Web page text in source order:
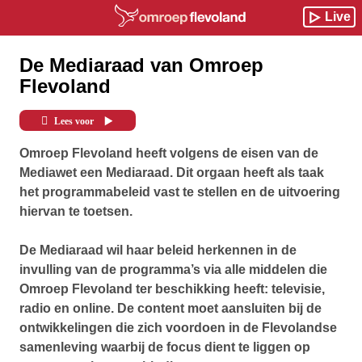
Live
De Mediaraad van Omroep
Flevoland
Lees voor
Omroep Flevoland heeft volgens de eisen van de
Mediawet een Mediaraad. Dit orgaan heeft als taak
het programmabeleid vast te stellen en de uitvoering
hiervan te toetsen.
De Mediaraad wil haar beleid herkennen in de
invulling van de programma’s via alle middelen die
Omroep Flevoland ter beschikking heeft: televisie,
radio en online. De content moet aansluiten bij de
ontwikkelingen die zich voordoen in de Flevolandse
samenleving waarbij de focus dient te liggen op